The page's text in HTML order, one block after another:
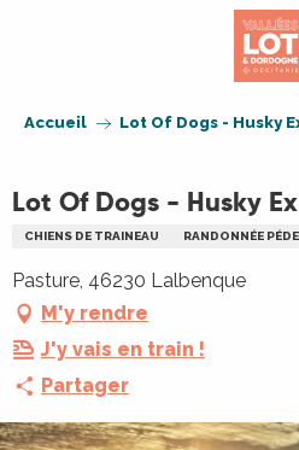
Accueil Lot Of Dogs - Husky
Lot Of Dogs - Husky
CHIENS DE TRAINEAU RANDONNÉE
Pasture, 46230 Lalbenque
M'y rendre
J'y vais en train !
Partager